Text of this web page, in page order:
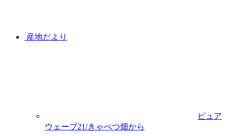
産地だより
ピュア
ウェーブ21/きゃべつ畑から